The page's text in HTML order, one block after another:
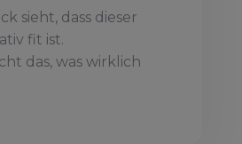
sieht, dass dieser
fit ist.
das, was wirklich